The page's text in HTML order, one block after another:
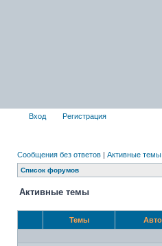
Вход Регистрация
Сообщения без ответов | Активные темы
Список форумов
Активные темы
Темы